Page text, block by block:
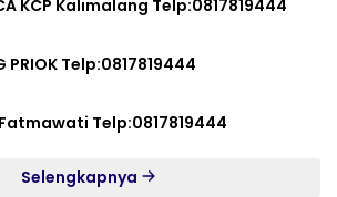
KCP Kalimalang Telp:0817819444
PRIOK Telp:0817819444
Fatmawati Telp:0817819444
Selengkapnya